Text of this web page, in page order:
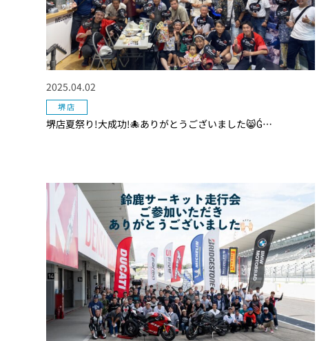
堺店夏祭り!大成功!🐙ありがとうございました😸Ǵ…
2025.04.02
堺店